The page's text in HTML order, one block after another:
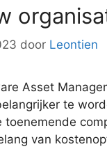
door Leontien
Asset
te
toenemende
van